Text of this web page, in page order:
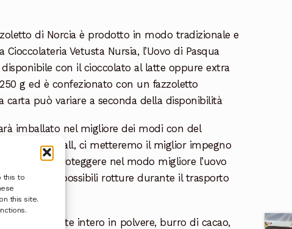
this to
this site.
di Norcia è prodotto in modo tradizionale e
Vetusta Nursia, l’Uovo di Pasqua
con il cioccolato al latte oppure extra
g ed è confezionato con un fazzoletto
carta può variare a seconda della disponibilità
imballato nel migliore dei modi con del
del pluriball, ci metteremo il miglior impegno
per proteggere nel modo migliore l’uovo
delle possibili rotture durante il trasporto
zucchero, latte intero in polvere, burro di cacao,